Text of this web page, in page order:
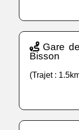
Gare
Bisson
(Trajet :